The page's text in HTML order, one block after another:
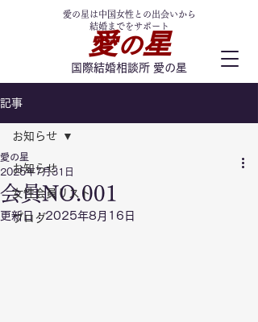
愛の星は中国女性との出会いから
結婚までをサポート
国際結婚相談所 愛の星
愛の星
記事
お知らせ
女性会員リスト
ブログ
お知らせ
会員NO.001
愛の星
2025年7月31日
更新日：2025年8月16日